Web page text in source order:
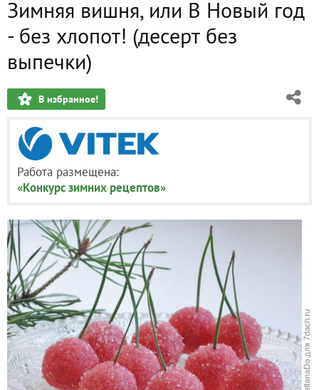
Зимняя вишня, или В Новый год
- без хлопот! (десерт без
выпечки)
В избранное!
Работа размещена:
«Конкурс зимних рецептов»